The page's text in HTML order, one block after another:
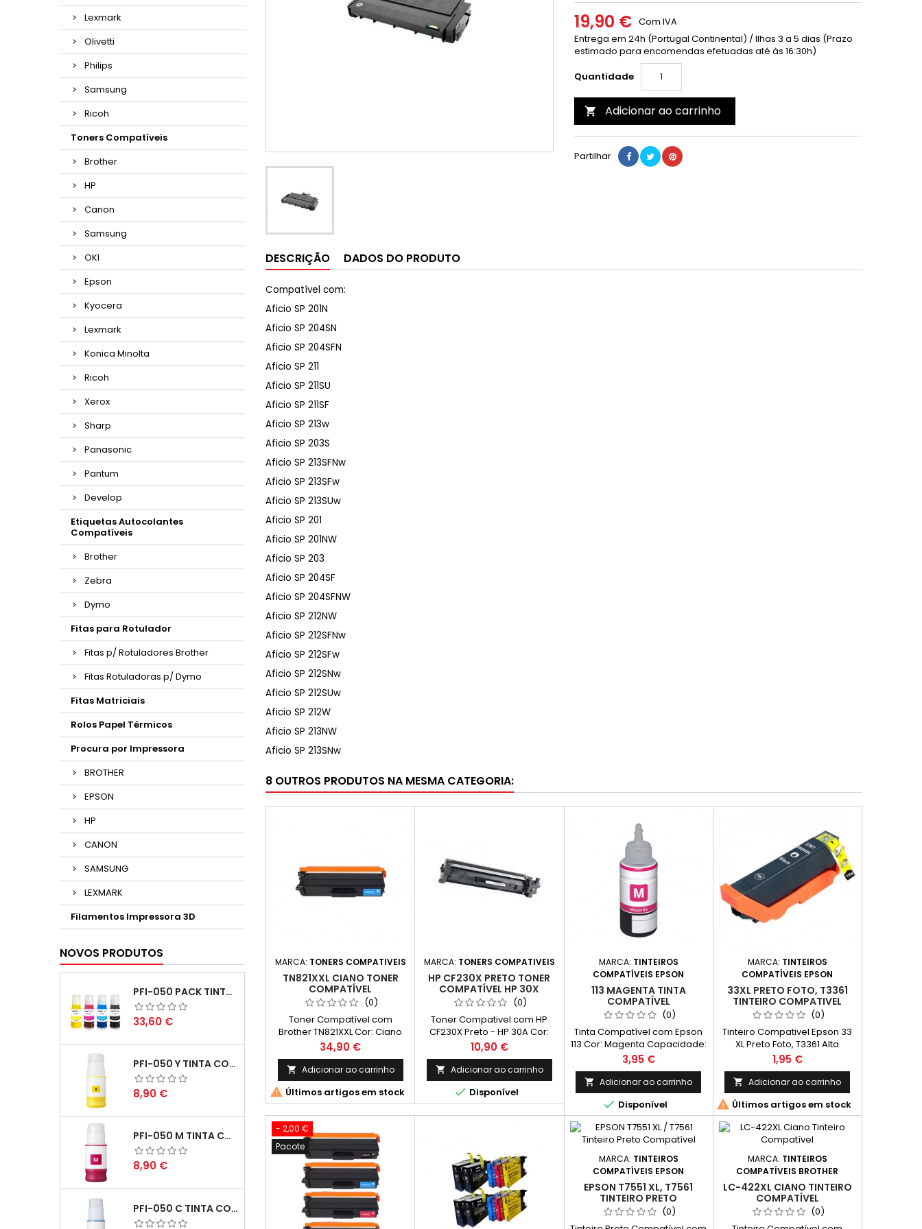
Lexmark
Olivetti
Philips
Samsung
Ricoh
Toners Compatíveis
Brother
HP
Canon
Samsung
OKI
Epson
Kyocera
Lexmark
Konica Minolta
Ricoh
Xerox
Sharp
Panasonic
Pantum
Develop
Etiquetas Autocolantes
Compatíveis
Brother
Zebra
Dymo
Fitas para Rotulador
Fitas p/ Rotuladores Brother
Fitas Rotuladoras p/ Dymo
Fitas Matriciais
Rolos Papel Térmicos
Procura por Impressora
BROTHER
EPSON
HP
CANON
SAMSUNG
LEXMARK
Filamentos Impressora 3D
NOVOS PRODUTOS
PFI-050 PACK TINTAS COMPATIVEIS
Preço
33,60 €
PFI-050 Y TINTA COMPATÍVEL AMARELO
Preço
8,90 €
PFI-050 M TINTA COMPATÍVEL MAGENTA
Preço
8,90 €
PFI-050 C TINTA COMPATÍVEL CIANO
19,90 € Com IVA
Entrega em 24h (Portugal Continental) / Ilhas 3 a 5 dias (Prazo
estimado para encomendas efetuadas até às 16:30h)
Quantidade
 Adicionar ao carrinho
Partilhar
DESCRIÇÃO DADOS DO PRODUTO
Compatível com:
Aficio SP 201N
Aficio SP 204SN
Aficio SP 204SFN
Aficio SP 211
Aficio SP 211SU
Aficio SP 211SF
Aficio SP 213w
Aficio SP 203S
Aficio SP 213SFNw
Aficio SP 213SFw
Aficio SP 213SUw
Aficio SP 201
Aficio SP 201NW
Aficio SP 203
Aficio SP 204SF
Aficio SP 204SFNW
Aficio SP 212NW
Aficio SP 212SFNw
Aficio SP 212SFw
Aficio SP 212SNw
Aficio SP 212SUw
Aficio SP 212W
Aficio SP 213NW
Aficio SP 213SNw
8 OUTROS PRODUTOS NA MESMA CATEGORIA:
MARCA: TONERS COMPATIVEIS
TN821XXL CIANO TONER
COMPATÍVEL
(0)
Toner Compatível com
Brother TN821XXL Cor: Ciano
Rendimento Médio: 12.000
Páginas*
Preço
34,90 €
 Adicionar ao carrinho
 Últimos artigos em stock
MARCA: TONERS COMPATIVEIS
HP CF230X PRETO TONER
COMPATÍVEL HP 30X
(0)
Toner Compativel com HP
CF230X Preto - HP 30A Cor:
Preto Rendimento
Médio: 6,000 Páginas*
Preço
10,90 €
 Adicionar ao carrinho
 Disponível
MARCA: TINTEIROS
COMPATÍVEIS EPSON
113 MAGENTA TINTA
COMPATÍVEL
(0)
Tinta Compatível com Epson
113 Cor: Magenta Capacidade:
70 ml
Preço
3,95 €
 Adicionar ao carrinho
 Disponível
MARCA: TINTEIROS
COMPATÍVEIS EPSON
33XL PRETO FOTO, T3361
TINTEIRO COMPATIVEL
(0)
Tinteiro Compativel Epson 33
XL Preto Foto, T3361 Alta
Capacidade Compatível com
Epson Expression Premium
XP-530, XP-630, XP-635, XP-
830
Preço
1,95 €
 Adicionar ao carrinho
 Últimos artigos em stock
- 2,00 €
Pacote
MARCA: TINTEIROS
COMPATÍVEIS EPSON
EPSON T7551 XL, T7561
TINTEIRO PRETO
COMPATÍVEL(0)
MARCA: TINTEIROS
COMPATÍVEIS BROTHER
LC-422XL CIANO TINTEIRO
COMPATÍVEL
(0)